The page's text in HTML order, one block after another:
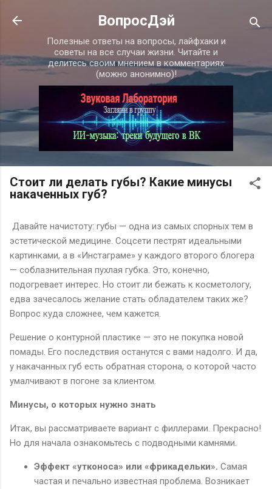
К основному контенту
ВопросДэй
Полезные ответы на вопросы, лайфхаки и
советы на все случаи жизни. Читайте и
делитесь своим мнением в комментариях
(можно анонимно)!
Стоит ли делать губы? Какие минусы
накаченных губ?
Давайте начистоту: губы — одна из самых спорных тем в
эстетической медицине. Соцсети пестрят идеальными
картинками, а в «Инстаграме» у каждого второго блогера
— соблазнительная пухлая губка. Это, конечно,
подогревает интерес. Но стоит ли бежать к косметологу,
едва зачесалось желание стать обладателем таких же?
Вопрос куда сложнее, чем кажется.
Решение о контурной пластике — это не покупка новой
помады. Его последствия останутся с вами надолго. И да,
у накачанных губ есть обратная сторона, о которой часто
умалчивают в погоне за клиентом.
Минусы, о которых нужно знать
Итак, вы рассматриваете вариант с филлерами. Прекрасно!
Но для начала ознакомьтесь с подводными камнями.
Эффект «утконоса» или «фрикадельки». Самая
частая и печально известная проблема. Возникает